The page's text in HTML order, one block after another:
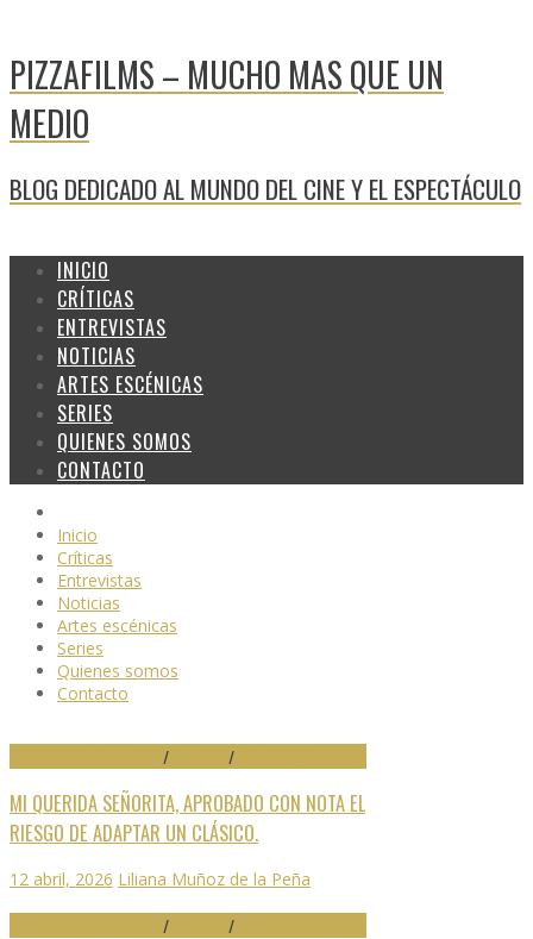
PIZZAFILMS – MUCHO MAS QUE UN
MEDIO
BLOG DEDICADO AL MUNDO DEL CINE Y EL ESPECTÁCULO
INICIO
CRÍTICAS
ENTREVISTAS
NOTICIAS
ARTES ESCÉNICAS
SERIES
QUIENES SOMOS
CONTACTO
Inicio
Críticas
Entrevistas
Noticias
Artes escénicas
Series
Quienes somos
Contacto
/ /
MI QUERIDA SEÑORITA, APROBADO CON NOTA EL
RIESGO DE ADAPTAR UN CLÁSICO.
12 abril, 2026 Liliana Muñoz de la Peña
/ /